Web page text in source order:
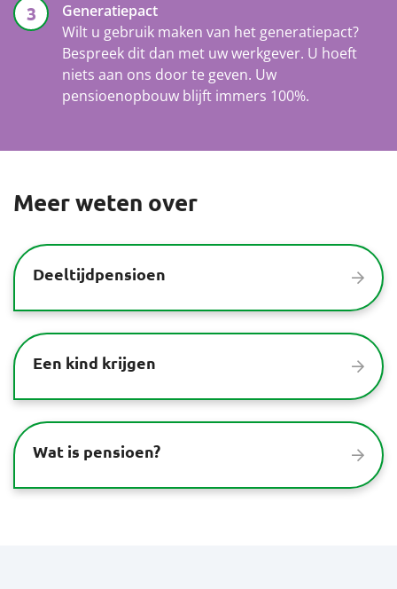
Generatiepact
Wilt u gebruik maken van het generatiepact?
Bespreek dit dan met uw werkgever. U hoeft
niets aan ons door te geven. Uw
pensioenopbouw blijft immers 100%.
Meer weten over
Deeltijdpensioen
Een kind krijgen
Wat is pensioen?